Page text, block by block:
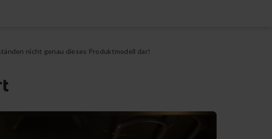
nicht genau dieses Produktmodell dar!